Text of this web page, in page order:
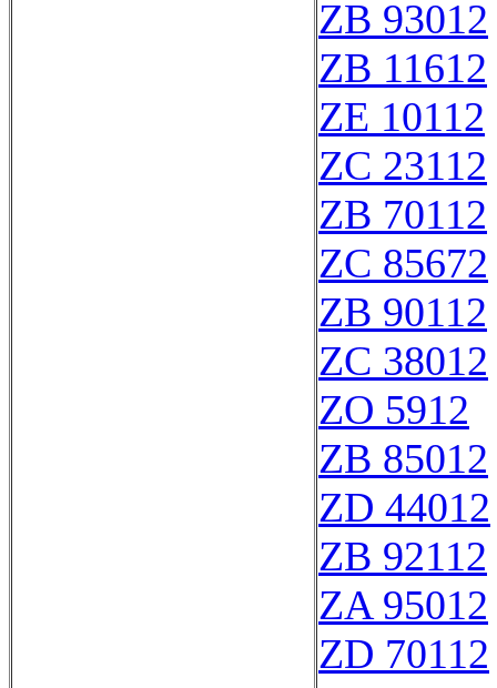
ZB 93012
ZB 11612
ZE 10112
ZC 23112
ZB 70112
ZC 85672
ZB 90112
ZC 38012
ZO 5912
ZB 85012
ZD 44012
ZB 92112
ZA 95012
ZD 70112